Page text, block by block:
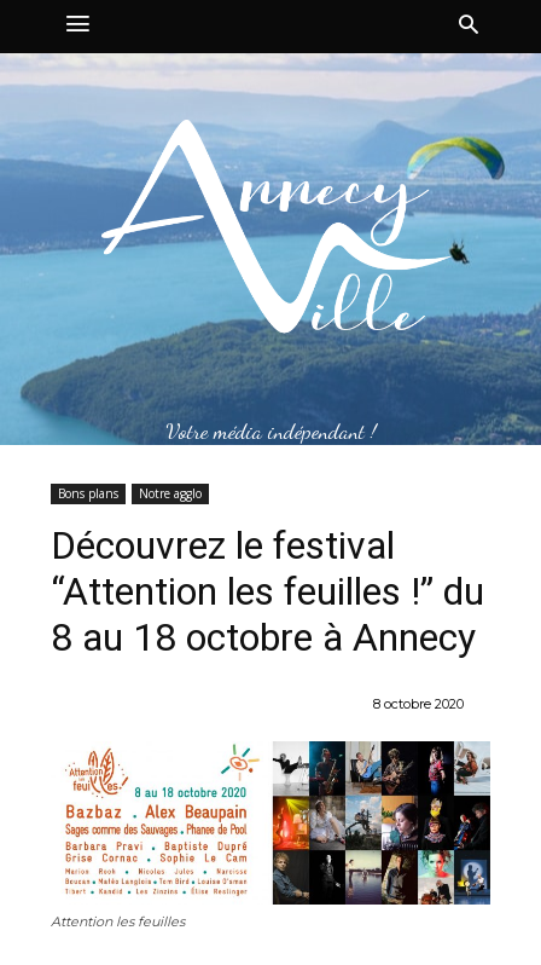
Votre média indépendant !
Bons plans Notre agglo
Découvrez le festival
“Attention les feuilles !” du
8 au 18 octobre à Annecy
8 octobre 2020
Attention les feuilles